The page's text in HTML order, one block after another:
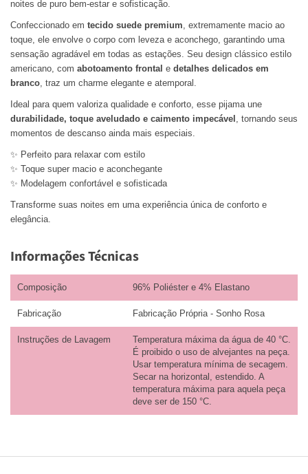
noites de puro bem-estar e sofisticação.
Confeccionado em tecido suede premium, extremamente macio ao
toque, ele envolve o corpo com leveza e aconchego, garantindo uma
sensação agradável em todas as estações. Seu design clássico estilo
americano, com abotoamento frontal e detalhes delicados em
branco, traz um charme elegante e atemporal.
Ideal para quem valoriza qualidade e conforto, esse pijama une
durabilidade, toque aveludado e caimento impecável , tornando seus
momentos de descanso ainda mais especiais.
✨ Perfeito para relaxar com estilo
✨ Toque super macio e aconchegante
✨ Modelagem confortável e sofisticada
Transforme suas noites em uma experiência única de conforto e
elegância.
Informações Técnicas
Composição 96% Poliéster e 4% Elastano
Fabricação Fabricação Própria - Sonho Rosa
Instruções de Lavagem
Temperatura máxima da água de 40 °C.
É proibido o uso de alvejantes na peça.
Usar temperatura mínima de secagem.
Secar na horizontal, estendido. A
temperatura máxima para aquela peça
deve ser de 150 °C.